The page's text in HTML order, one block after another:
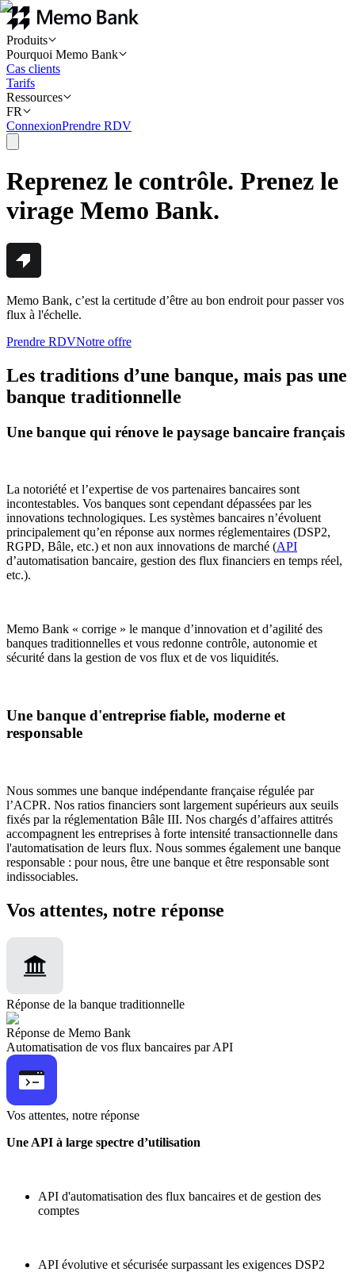
Produits
Pourquoi Memo Bank
Cas clients
Tarifs
Ressources
FR
ConnexionPrendre RDV
Reprenez le contrôle. Prenez le
virage Memo Bank.
Memo Bank, c’est la certitude d’être au bon endroit pour passer vos
flux à l'échelle.
Prendre RDVNotre offre
Les traditions d’une banque, mais pas une
banque traditionnelle
Une banque qui rénove le paysage bancaire français
La notoriété et l’expertise de vos partenaires bancaires sont
incontestables. Vos banques sont cependant dépassées par les
innovations technologiques. Les systèmes bancaires n’évoluent
principalement qu’en réponse aux normes réglementaires (DSP2,
RGPD, Bâle, etc.) et non aux innovations de marché (API
d’automatisation bancaire, gestion des flux financiers en temps réel,
etc.).
Memo Bank « corrige » le manque d’innovation et d’agilité des
banques traditionnelles et vous redonne contrôle, autonomie et
sécurité dans la gestion de vos flux et de vos liquidités.
Une banque d'entreprise fiable, moderne et
responsable
Nous sommes une banque indépendante française régulée par
l’ACPR. Nos ratios financiers sont largement supérieurs aux seuils
fixés par la réglementation Bâle III. Nos chargés d’affaires attitrés
accompagnent les entreprises à forte intensité transactionnelle dans
l'automatisation de leurs flux. Nous sommes également une banque
responsable : pour nous, être une banque et être responsable sont
indissociables.
Vos attentes, notre réponse
Réponse de la banque traditionnelle
Réponse de Memo Bank
Automatisation de vos flux bancaires par API
Vos attentes, notre réponse
Une API à large spectre d’utilisation
API d'automatisation des flux bancaires et de gestion des
comptes
API évolutive et sécurisée surpassant les exigences DSP2